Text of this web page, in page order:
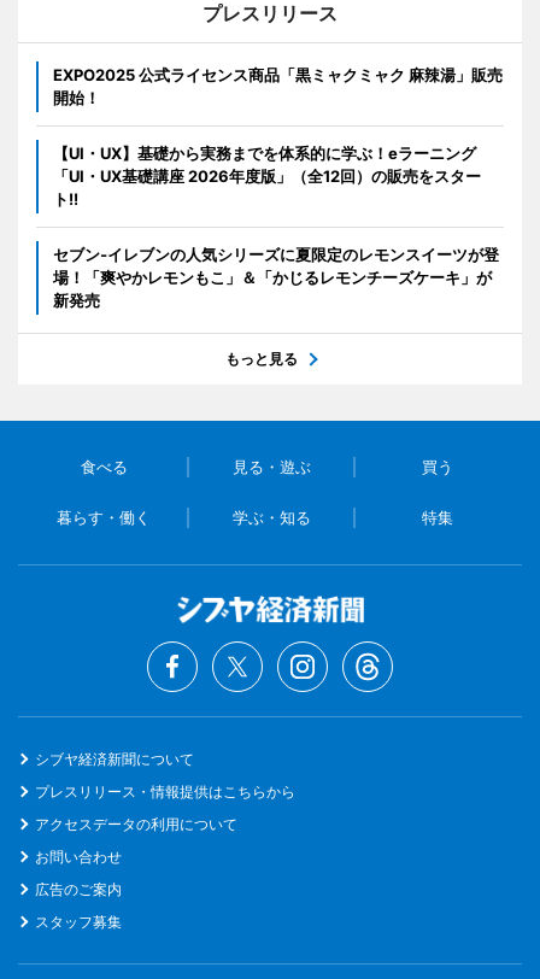
プレスリリース
EXPO2025 公式ライセンス商品「黒ミャクミャク 麻辣湯」販売
開始！
【UI・UX】基礎から実務までを体系的に学ぶ！eラーニング
「UI・UX基礎講座 2026年度版」（全12回）の販売をスター
ト!!
セブン‐イレブンの人気シリーズに夏限定のレモンスイーツが登
場！「爽やかレモンもこ」＆「かじるレモンチーズケーキ」が
新発売
もっと見る
食べる 見る・遊ぶ 買う
暮らす・働く 学ぶ・知る 特集
シブヤ経済新聞について
プレスリリース・情報提供はこちらから
アクセスデータの利用について
お問い合わせ
広告のご案内
スタッフ募集